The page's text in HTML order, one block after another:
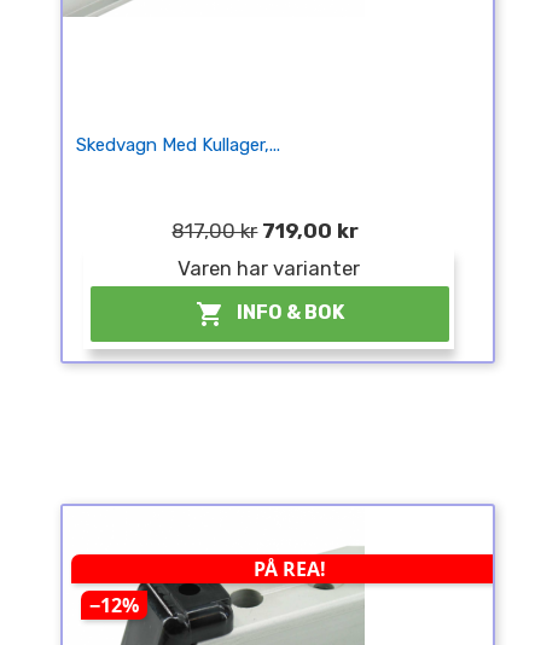
Skedvagn Med Kullager,...
817,00 kr 719,00 kr
Varen har varianter
 INFO & BOK
PÅ REA!
−12%